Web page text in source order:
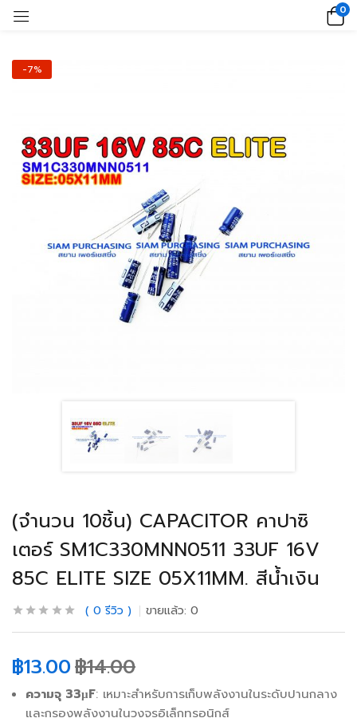
0
-7%
(จำนวน 10ชิ้น) CAPACITOR คาปาซิ
เตอร์ SM1C330MNN0511 33UF 16V
85C ELITE SIZE 05X11MM. สีน้ำเงิน
0 รีวิว ขายแล้ว: 0
฿13.00฿14.00
ความจุ 33µF: เหมาะสำหรับการเก็บพลังงานในระดับปานกลาง
และกรองพลังงานในวงจรอิเล็กทรอนิกส์